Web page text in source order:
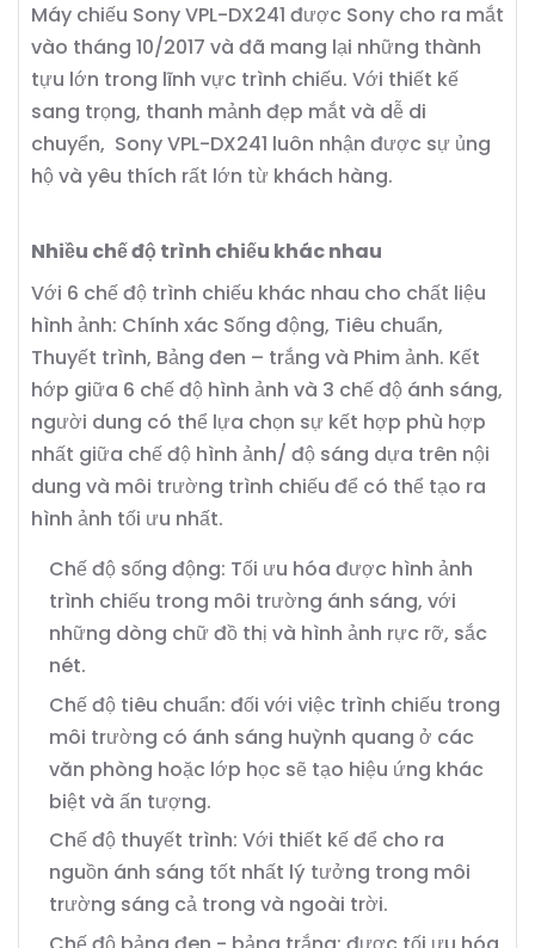
Máy chiếu Sony VPL-DX241 được Sony cho ra mắt
vào tháng 10/2017 và đã mang lại những thành
tựu lớn trong lĩnh vực trình chiếu. Với thiết kế
sang trọng, thanh mảnh đẹp mắt và dễ di
chuyển, Sony VPL-DX241 luôn nhận được sự ủng
hộ và yêu thích rất lớn từ khách hàng.
Nhiều chế độ trình chiếu khác nhau
Với 6 chế độ trình chiếu khác nhau cho chất liệu
hình ảnh: Chính xác Sống động, Tiêu chuẩn,
Thuyết trình, Bảng đen – trắng và Phim ảnh. Kết
hớp giữa 6 chế độ hình ảnh và 3 chế độ ánh sáng,
người dung có thể lựa chọn sự kết hợp phù hợp
nhất giữa chế độ hình ảnh/ độ sáng dựa trên nội
dung và môi trường trình chiếu để có thể tạo ra
hình ảnh tối ưu nhất.
Chế độ sống động: Tối ưu hóa được hình ảnh
trình chiếu trong môi trường ánh sáng, với
những dòng chữ đồ thị và hình ảnh rực rỡ, sắc
nét.
Chế độ tiêu chuẩn: đối với việc trình chiếu trong
môi trường có ánh sáng huỳnh quang ở các
văn phòng hoặc lớp học sẽ tạo hiệu ứng khác
biệt và ấn tượng.
Chế độ thuyết trình: Với thiết kế để cho ra
nguồn ánh sáng tốt nhất lý tưởng trong môi
trường sáng cả trong và ngoài trời.